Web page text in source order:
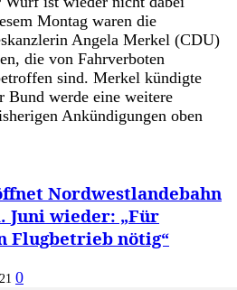
Montag waren die
Angela Merkel (CDU)
die von Fahrverboten
sind. Merkel kündigte
Bund werde eine weitere
Ankündigungen oben
Nordwestlandebahn
Juni wieder: „Für
Flugbetrieb nötig“
0